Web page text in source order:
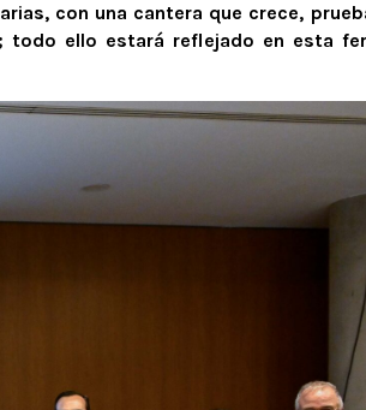
con una cantera que crece,
todo ello estará reflejado en esta